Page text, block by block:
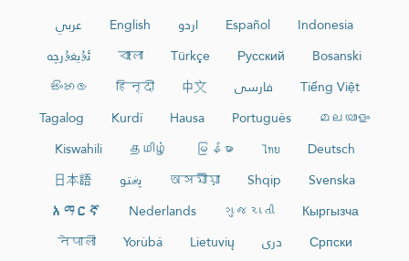
عربي English اردو Español
Indonesia
ئۇيغۇرچە
বাংলা Türkçe Русский
Bosanski
සිංහල
हिन्दी 中文 فارسی
Tiếng Việt
Tagalog
Kurdî Hausa Português
മലയാളം
Kiswahili
தமிழ் မြန်မာ ไทย
Deutsch
日本語
پښتو অসমীয়া Shqip
Svenska
አማርኛ
Nederlands ગુજરાતી
Кыргызча
नेपाली
Yorùbá Lietuvių دری
Српски